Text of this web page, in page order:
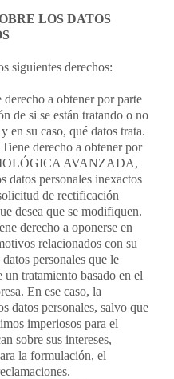
LOS DATOS
siguientes derechos:
a obtener por parte
de si se están tratando o no
en su caso, qué datos trata.
derecho a obtener por
AVANZADA,
datos personales inexactos
de rectificación
desea que se modifiquen.
derecho a oponerse en
relacionados con su
personales que le
tratamiento basado en el
En ese caso, la
datos personales, salvo que
imperiosos para el
sobre sus intereses,
la formulación, el